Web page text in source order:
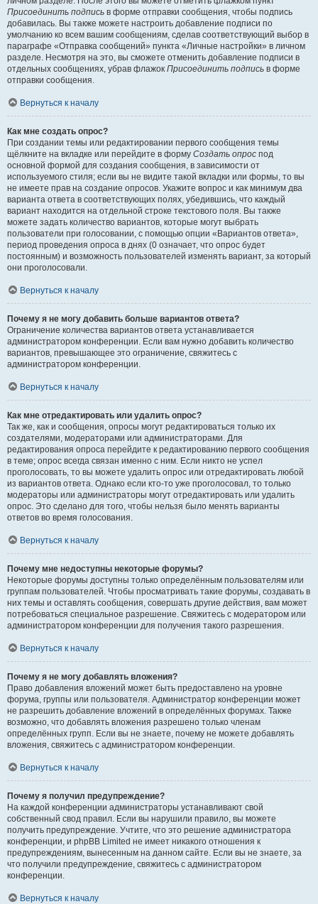
Присоединить подпись в форме отправки сообщения, чтобы подпись
добавилась. Вы также можете настроить добавление подписи по
умолчанию ко всем вашим сообщениям, сделав соответствующий выбор в
параграфе «Отправка сообщений» пункта «Личные настройки» в личном
разделе. Несмотря на это, вы сможете отменить добавление подписи в
отдельных сообщениях, убрав флажок Присоединить подпись в форме
отправки сообщения.
Вернуться к началу
Как мне создать опрос?
При создании темы или редактировании первого сообщения темы
щёлкните на вкладке или перейдите в форму Создать опрос под
основной формой для создания сообщения, в зависимости от
используемого стиля; если вы не видите такой вкладки или формы, то вы
не имеете прав на создание опросов. Укажите вопрос и как минимум два
варианта ответа в соответствующих полях, убедившись, что каждый
вариант находится на отдельной строке текстового поля. Вы также
можете задать количество вариантов, которые могут выбрать
пользователи при голосовании, с помощью опции «Вариантов ответа»,
период проведения опроса в днях (0 означает, что опрос будет
постоянным) и возможность пользователей изменять вариант, за который
они проголосовали.
Вернуться к началу
Почему я не могу добавить больше вариантов ответа?
Ограничение количества вариантов ответа устанавливается
администратором конференции. Если вам нужно добавить количество
вариантов, превышающее это ограничение, свяжитесь с
администратором конференции.
Вернуться к началу
Как мне отредактировать или удалить опрос?
Так же, как и сообщения, опросы могут редактироваться только их
создателями, модераторами или администраторами. Для
редактирования опроса перейдите к редактированию первого сообщения
в теме; опрос всегда связан именно с ним. Если никто не успел
проголосовать, то вы можете удалить опрос или отредактировать любой
из вариантов ответа. Однако если кто-то уже проголосовал, то только
модераторы или администраторы могут отредактировать или удалить
опрос. Это сделано для того, чтобы нельзя было менять варианты
ответов во время голосования.
Вернуться к началу
Почему мне недоступны некоторые форумы?
Некоторые форумы доступны только определённым пользователям или
группам пользователей. Чтобы просматривать такие форумы, создавать в
них темы и оставлять сообщения, совершать другие действия, вам может
потребоваться специальное разрешение. Свяжитесь с модератором или
администратором конференции для получения такого разрешения.
Вернуться к началу
Почему я не могу добавлять вложения?
Право добавления вложений может быть предоставлено на уровне
форума, группы или пользователя. Администратор конференции может
не разрешить добавление вложений в определённых форумах. Также
возможно, что добавлять вложения разрешено только членам
определённых групп. Если вы не знаете, почему не можете добавлять
вложения, свяжитесь с администратором конференции.
Вернуться к началу
Почему я получил предупреждение?
На каждой конференции администраторы устанавливают свой
собственный свод правил. Если вы нарушили правило, вы можете
получить предупреждение. Учтите, что это решение администратора
конференции, и phpBB Limited не имеет никакого отношения к
предупреждениям, вынесенным на данном сайте. Если вы не знаете, за
что получили предупреждение, свяжитесь с администратором
конференции.
Вернуться к началу